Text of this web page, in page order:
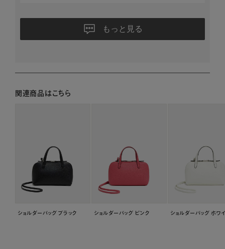
もっと見る
関連商品はこちら
ショルダーバッグ ブラック ショルダーバッグ ピンク ショルダーバッグ ホワ